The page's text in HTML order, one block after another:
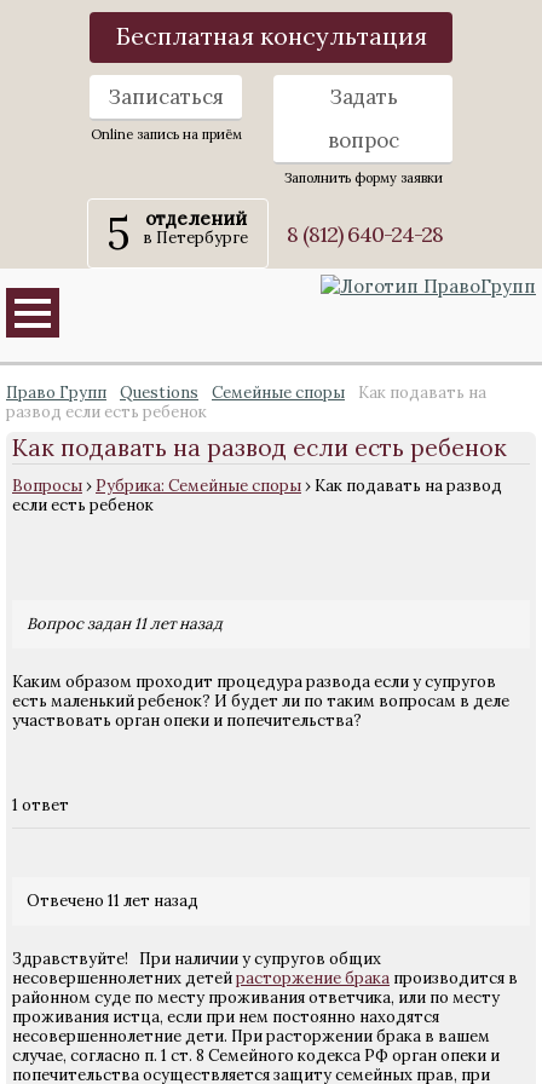
Бесплатная консультация
Записаться
Online запись на приём
Задать
вопрос
Заполнить форму заявки
5 отделений
в Петербурге 8 (812) 640-24-28
Право Групп Questions Семейные споры
Как подавать на
развод если есть ребенок
Как подавать на развод если есть ребенок
Вопросы› Рубрика: Семейные споры› Как подавать на развод
если есть ребенок
Вопрос задан 11 лет назад
Каким образом проходит процедура развода если у супругов
есть маленький ребенок? И будет ли по таким вопросам в деле
участвовать орган опеки и попечительства?
1 ответ
Отвечено 11 лет назад
Здравствуйте! При наличии у супругов общих
несовершеннолетних детейрасторжение брака производится в
районном суде по месту проживания ответчика, или по месту
проживания истца, если при нем постоянно находятся
несовершеннолетние дети. При расторжении брака в вашем
случае, согласно п. 1 ст. 8 Семейного кодекса РФ орган опеки и
попечительства осуществляется защиту семейных прав, при